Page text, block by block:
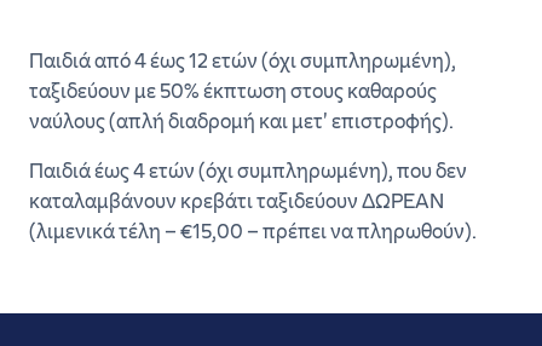
Επιστροφή
κράτηση
Παιδιά από 4 έως 12 ετών (όχι συμπληρωμένη),
ταξιδεύουν με 50% έκπτωση στους καθαρούς
ναύλους (απλή διαδρομή και μετ' επιστροφής).
Παιδιά έως 4 ετών (όχι συμπληρωμένη), που δεν
καταλαμβάνουν κρεβάτι ταξιδεύουν ΔΩΡΕΑΝ
(λιμενικά τέλη – €15,00 – πρέπει να πληρωθούν).